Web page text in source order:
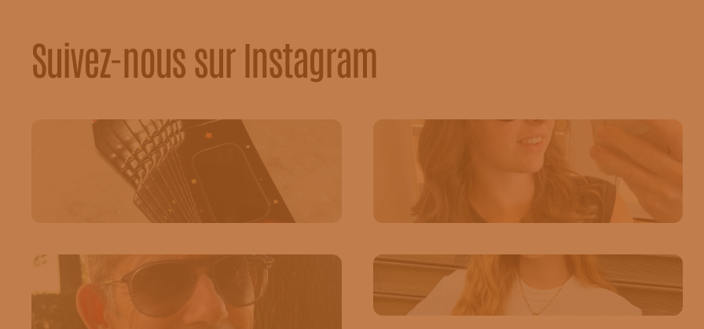
Suivez-nous sur Instagram
17
🚨 Alerte éclipse 🚨 Pour l'éclipse de ce 12 août,
venez chercher vos lunettes pour en profiter en toute
securité 🤗☀️🕶️
11
✨ LES SOLDES CONTINUENT ! ✨ Craquez pour
une sélection de lunettes de créateurs à prix
exceptionnels. 🤍 🔥 Remises de -10 % à -50 %
Chloé : 314,60 € au lieu de 392 € (−20 %) 3.
Cutler and Gross : 217,80 € au lieu de 363 €
(−40 %) 4. Cutler and Gross feat. The Great
Frog : 286 € au lieu de 572 € (−50 %) 5. Linda
BRETT. 🖤 Des montures au design affirmé,
19 0
Nouveauté @miumiu 🤎